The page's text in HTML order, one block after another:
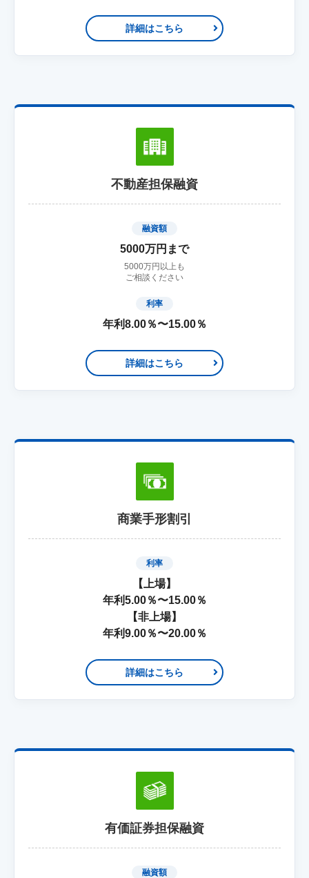
詳細はこちら
不動産担保融資
詳細はこちら
融資額
5000万円まで
5000万円以上も
ご相談ください
利率
年利8.00％〜15.00％
商業手形割引
詳細はこちら
利率
【上場】
年利5.00％〜15.00％
【非上場】
年利9.00％〜20.00％
有価証券担保融資
融資額